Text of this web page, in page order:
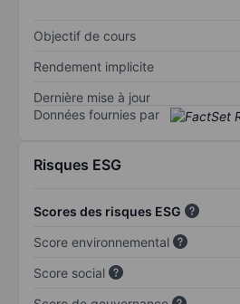
Objectif de cours
Rendement implicite
Dernière mise à jour
Données fournies par
Risques ESG
Scores des risques ESG
Score environnemental
Score social